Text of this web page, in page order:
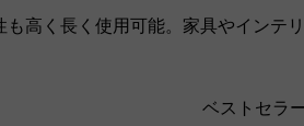
高く長く使用可能。家具やインテ
ベストセラ